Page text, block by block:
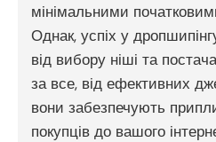
мінімальними
Однак, успіх у
від вибору ніші та
за все, від ефективних
вони забезпечують
покупців до вашого